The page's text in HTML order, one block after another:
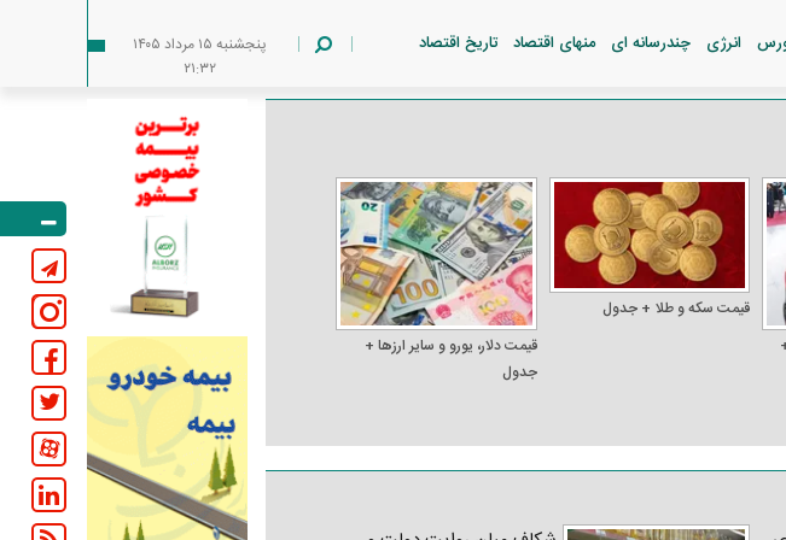
انرژی چندرسانه ای منهای اقتصاد تاریخ اقتصاد
پنجشنبه ۱۵ مرداد ۱۴۰۵
۲۱:۳۲
قیمت سکه و طلا + جدول
قیمت دلار، یورو و سایر ارز‌ها +
جدول